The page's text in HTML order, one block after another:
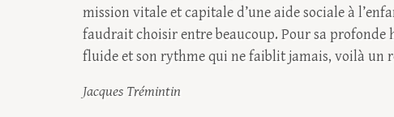
mission vitale et capitale d’une aide sociale à
faudrait choisir entre beaucoup. Pour sa
fluide et son rythme qui ne faiblit jamais, voilà un
Jacques Trémintin